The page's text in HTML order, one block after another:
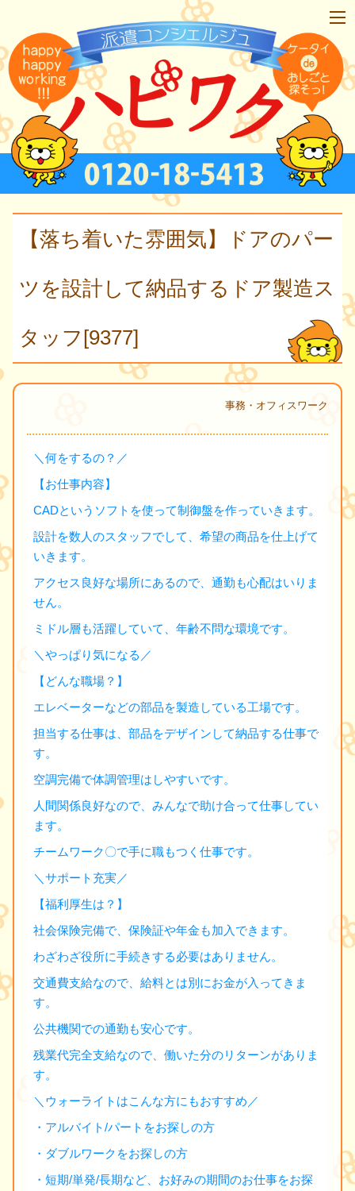
【落ち着いた雰囲気】ドアのパー
ツを設計して納品するドア製造ス
タッフ[9377]
事務・オフィスワーク
＼何をするの？／
【お仕事内容】
CADというソフトを使って制御盤を作っていきます。
設計を数人のスタッフでして、希望の商品を仕上げて
いきます。
アクセス良好な場所にあるので、通勤も心配はいりま
せん。
ミドル層も活躍していて、年齢不問な環境です。
＼やっぱり気になる／
【どんな職場？】
エレベーターなどの部品を製造している工場です。
担当する仕事は、部品をデザインして納品する仕事で
す。
空調完備で体調管理はしやすいです。
人間関係良好なので、みんなで助け合って仕事してい
ます。
チームワーク〇で手に職もつく仕事です。
＼サポート充実／
【福利厚生は？】
社会保険完備で、保険証や年金も加入できます。
わざわざ役所に手続きする必要はありません。
交通費支給なので、給料とは別にお金が入ってきま
す。
公共機関での通勤も安心です。
残業代完全支給なので、働いた分のリターンがありま
す。
＼ウォーライトはこんな方にもおすすめ／
・アルバイト/パートをお探しの方
・ダブルワークをお探しの方
・短期/単発/長期など、お好みの期間のお仕事をお探